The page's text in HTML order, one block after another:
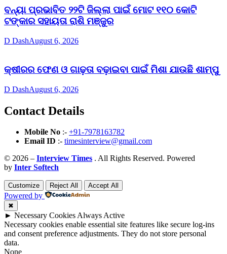
ବନ୍ୟା ପ୍ରଭାବିତ ୨୨ଟି ଜିଲ୍ଲା ପାଇଁ ମୋଟ ୧୧୦ କୋଟି
ଟଙ୍କାର ସହାୟତା ରାଶି ମଞ୍ଜୁର
D DashAugust 6, 2026
କ୍ଷୀରର ଫେଣ ଓ ଗାଢ଼ତା ବଢ଼ାଇବା ପାଇଁ ମିଶା ଯାଉଛି ଶାମ୍ପୁ
D DashAugust 6, 2026
Contact Details
Mobile No :- +91-7978163782
Email ID :- timesinterview@gmail.com
© 2026 – Interview Times . All Rights Reserved. Powered
by Inter Softech
Customize Reject All Accept All
Powered by
✖
► Necessary CookiesAlways Active
Necessary cookies enable essential site features like secure log-ins
and consent preference adjustments. They do not store personal
data.
None